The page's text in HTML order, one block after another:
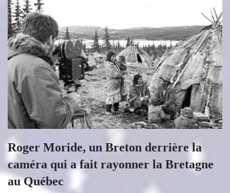
Roger Moride, un Breton derrière la
caméra qui a fait rayonner la Bretagne
au Québec